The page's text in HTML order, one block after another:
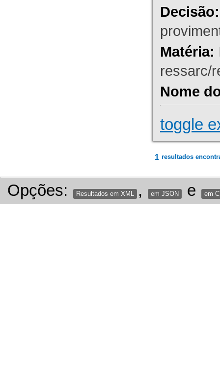
Decisão:
Matéria:
ressarc/
Nome
toggle
1 resultados
Opções: Resultados em XML , em JSON e em